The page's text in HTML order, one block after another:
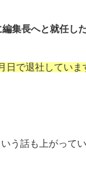
編集長へと就任し
日で退社していま
う話も上がってい